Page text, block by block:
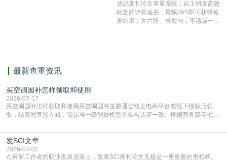
测时注意填写第一作者,才能排除已发
表文献复制比。（限制字符数1万）
龙源期刊论文查重系统，自主研发高效
稳定的计算服务，最快35S即可获得检
测结果，大片段、长短句，不遗漏一处
最新查重资讯
买空调国补怎样领取和使用
2026-07-17
买空调国补怎样领取和使用买空调国补主要通过线上电商平台或线下授权店领
取，结算时直接立减‌，需认准一级能效机型且实名认证一致。根据商务部等七部
能领到补贴首选‌京东APP‌搜索专属口令(如【家电补贴1637】、【国补立省
4949】等，口令会随活动更新，以页面显示为准)进入补贴专场。淘宝/天猫也可
复制粘贴【8$FKFGgJq
发SCI文章
2026-07-01
在科研工作者的职业发展道路上，发表SCI期刊论文无疑是一座重要的里程碑。